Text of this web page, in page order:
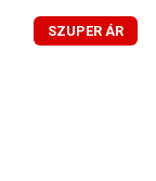
SZUPER ÁR